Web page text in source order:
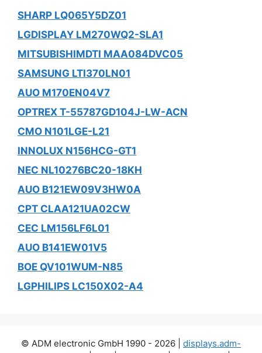
SHARP LQ065Y5DZ01
LGDISPLAY LM270WQ2-SLA1
MITSUBISHIMDTI MAA084DVC05
SAMSUNG LTI370LN01
AUO M170EN04V7
OPTREX T-55787GD104J-LW-ACN
CMO N101LGE-L21
INNOLUX N156HCG-GT1
NEC NL10276BC20-18KH
AUO B121EW09V3HW0A
CPT CLAA121UA02CW
CEC LM156LF6L01
AUO B141EW01V5
BOE QV101WUM-N85
LGPHILIPS LC150X02-A4
© ADM electronic GmbH 1990 - 2026 | displays.adm-